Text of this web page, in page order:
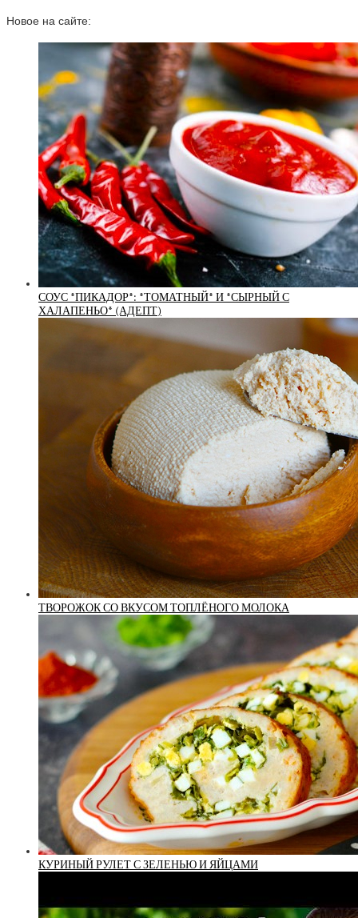
Новое на сайте:
СОУС *ПИКАДОР*: *ТОМАТНЫЙ* И *СЫРНЫЙ С
ХАЛАПЕНЬО* (АДЕПТ)
ТВОРОЖОК СО ВКУСОМ ТОПЛЁНОГО МОЛОКА
КУРИНЫЙ РУЛЕТ С ЗЕЛЕНЬЮ И ЯЙЦАМИ